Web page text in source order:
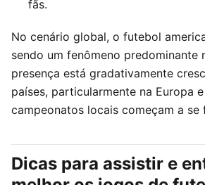
fãs.
No cenário global, o futebol
sendo um fenômeno predominante
presença está gradativamente
países, particularmente na Europa
campeonatos locais começam a se
Dicas para assistir e